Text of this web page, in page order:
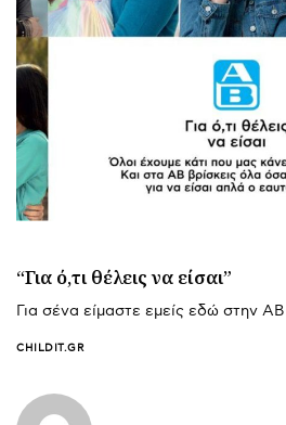
“Για ό,τι θέλεις να είσαι”
Για σένα είμαστε εμείς εδώ στην
CHILDIT.GR